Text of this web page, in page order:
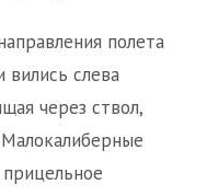
полета
вились слева
через ствол,